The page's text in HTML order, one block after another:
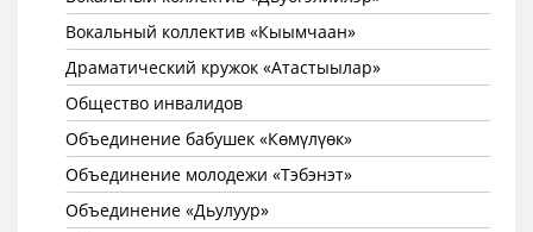
Вокальный коллектив «Кыымчаан»
Драматический кружок «Атастыылар»
Общество инвалидов
Объединение бабушек «Көмүлүөк»
Объединение молодежи «Тэбэнэт»
Объединение «Дьулуур»